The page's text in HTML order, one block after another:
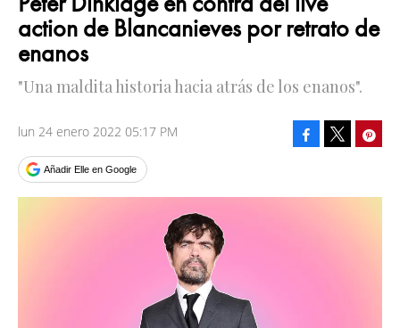
action de Blancanieves por retrato de
enanos
"Una maldita historia hacia atrás de los enanos".
lun 24 enero 2022 05:17 PM
Añadir Elle en Google
Facebook